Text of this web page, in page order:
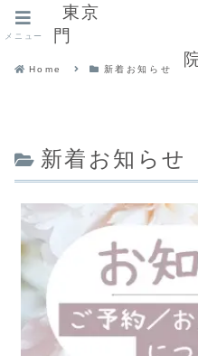
Home 新着お知らせ
新着お知らせ
メニュー
東京
門 鍼灸＆